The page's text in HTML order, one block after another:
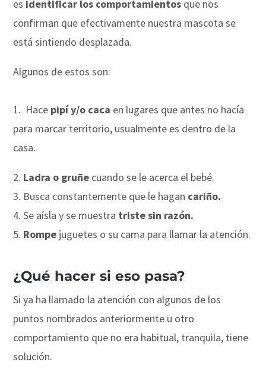
es identificar los comportamientos que nos
confirman que efectivamente nuestra mascota se
está sintiendo desplazada.
Algunos de estos son:
1. Hace pipí y/o caca en lugares que antes no hacía
para marcar territorio, usualmente es dentro de la
casa.
Ladra o gruñe cuando se le acerca el bebé.
Busca constantemente que le hagan cariño.
Se aísla y se muestra triste sin razón.
Rompe juguetes o su cama para llamar la atención.
¿Qué hacer si eso pasa?
Si ya ha llamado la atención con algunos de los
puntos nombrados anteriormente u otro
comportamiento que no era habitual, tranquila, tiene
solución.